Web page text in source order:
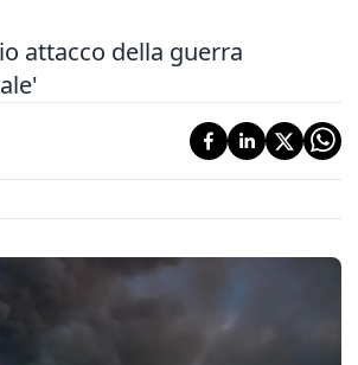
attacco della guerra